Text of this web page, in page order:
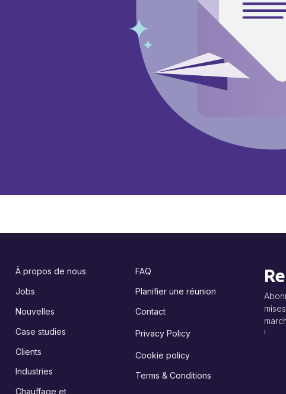
À propos de nous
Jobs
Nouvelles
Case studies
Clients
Industries
Chauffage et
FAQ
Planifier une réunion
Contact
Privacy Policy
Cookie policy
Terms & Conditions
!